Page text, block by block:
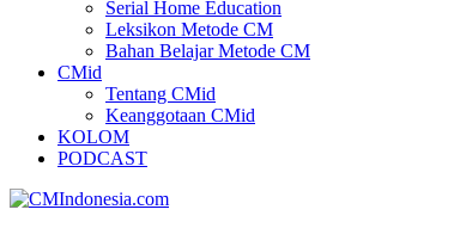
Serial Home Education
Leksikon Metode CM
Bahan Belajar Metode CM
CMid
Tentang CMid
Keanggotaan CMid
KOLOM
PODCAST